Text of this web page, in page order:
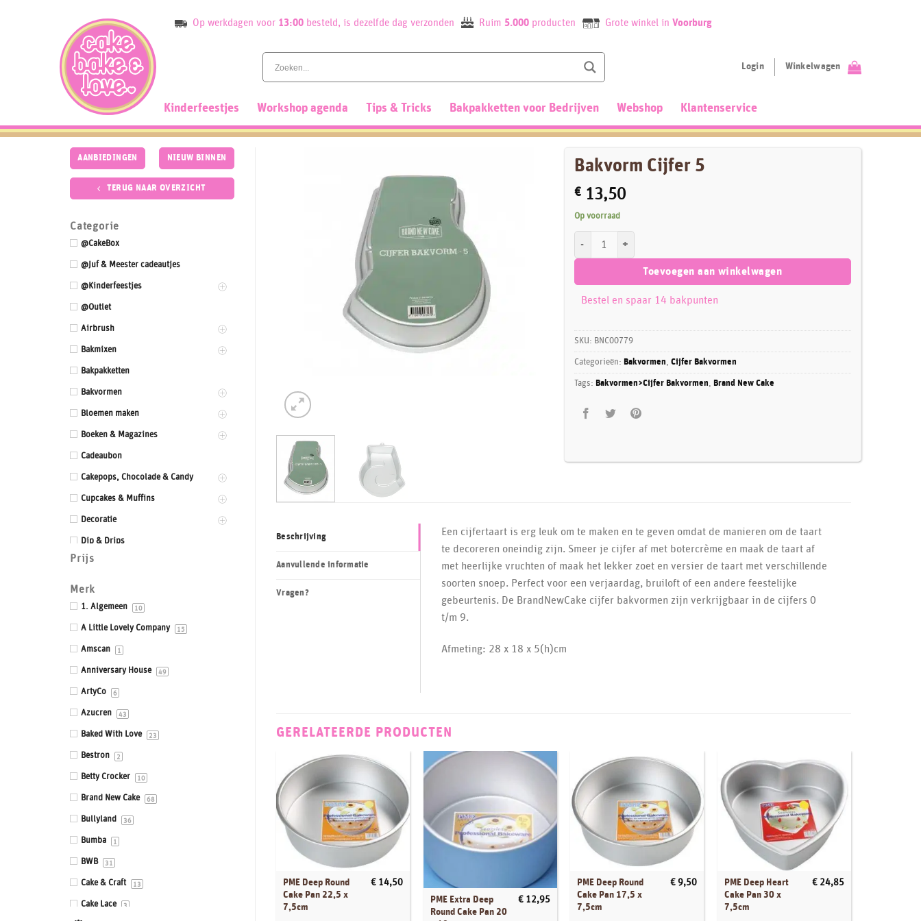
Op werkdagen voor 13:00besteld, is dezelfde dag verzonden Ruim 5.000producten Grote winkel in Voorburg
Login Winkelwagen
Kinderfeestjes Workshop agenda Tips & Tricks Bakpakketten voor Bedrijven Webshop Klantenservice
AANBIEDINGEN NIEUW BINNEN
TERUG NAAR OVERZICHT
Categorie
@CakeBox
@Juf & Meester cadeautjes
@Kinderfeestjes
@Outlet
Airbrush
Bakmixen
Bakpakketten
Bakvormen
Bloemen maken
Boeken & Magazines
Cadeaubon
Cakepops, Chocolade & Candy
Cupcakes & Muffins
Decoratie
Dip & Drips
Dozen & Dummies
Drums & Boards
Eetbaar kant
Eetbare prints
Fondant, Icing & Marsepein
Gepersonaliseerde Taarttoppers
Gereedschappen & Materialen
Icing
Impressie en Embossing matten &
stempels
Ingrediënten
Isomalt
Kleurstoffen
Siliconen mallen
Smaakstoffen
Standaards
Stencils
Sugar Press
Prijs
Merk
1. Algemeen 10
A Little Lovely Company 15
Amscan 1
Anniversary House 49
ArtyCo 6
Azucren 43
Baked With Love 23
Bestron 2
Betty Crocker 10
Brand New Cake 68
Bullyland 36
Bumba 1
BWB 31
Cake & Craft 13
Cake Lace 3
Bakvorm Cijfer 5
€13,50
Op voorraad
Toevoegen aan winkelwagen
Bestel en spaar 14 bakpunten
SKU: BNC00779
Categorieën: Bakvormen, Cijfer Bakvormen
Tags: Bakvormen>Cijfer Bakvormen, Brand New Cake
Beschrijving
Aanvullende informatie
Vragen?
Een cijfertaart is erg leuk om te maken en te geven omdat de manieren om de taart
te decoreren oneindig zijn. Smeer je cijfer af met botercrème en maak de taart af
met heerlijke vruchten of maak het lekker zoet en versier de taart met verschillende
soorten snoep. Perfect voor een verjaardag, bruiloft of een andere feestelijke
gebeurtenis. De BrandNewCake cijfer bakvormen zijn verkrijgbaar in de cijfers 0
t/m 9.
Afmeting: 28 x 18 x 5(h)cm
GERELATEERDE PRODUCTEN
PME Deep Round
Cake Pan 22,5 x
7,5cm
€14,50 Uitverkocht
PME Extra Deep
Round Cake Pan 20
€12,95
PME Deep Round
Cake Pan 17,5 x
7,5cm
€ 9,50
PME Deep Heart
Cake Pan 30 x
7,5cm
€ 24,85